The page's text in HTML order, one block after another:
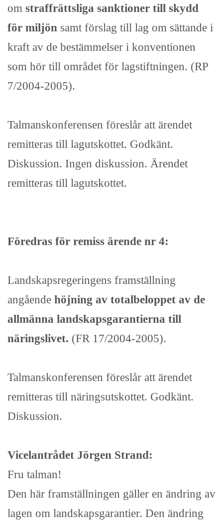
om straffrättsliga sanktioner till skydd
för miljön samt förslag till lag om sättande i
kraft av de bestämmelser i konventionen
som hör till området för lagstiftningen. (RP
7/2004-2005).
Talmanskonferensen föreslår att ärendet
remitteras till lagutskottet. Godkänt.
Diskussion. Ingen diskussion. Ärendet
remitteras till lagutskottet.
Föredras för remiss ärende nr 4:
Landskapsregeringens framställning
angående höjning av totalbeloppet av de
allmänna landskapsgarantierna till
näringslivet. (FR 17/2004-2005).
Talmanskonferensen föreslår att ärendet
remitteras till näringsutskottet. Godkänt.
Diskussion.
Vicelantrådet Jörgen Strand:
Fru talman!
Den här framställningen gäller en ändring av
lagen om landskapsgarantier. Den ändring